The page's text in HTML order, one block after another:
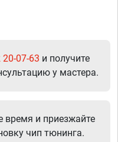
07-63 и получите
у мастера.
время и приезжайте
чип тюнинга.